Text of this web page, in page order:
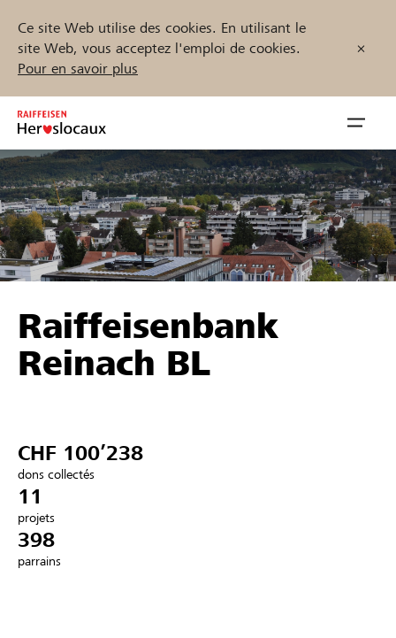
Ce site Web utilise des cookies. En utilisant le
site Web, vous acceptez l'emploi de cookies.
Pour en savoir plus
Inhalt
springen
öffnen
Parrainer
Soutien & assistance
Se connecter
Trouvez des projets et des organisations
Démarrez maintenant
Raiffeisenbank
Reinach BL
CHF 100’238
dons collectés
11
projets
398
parrains